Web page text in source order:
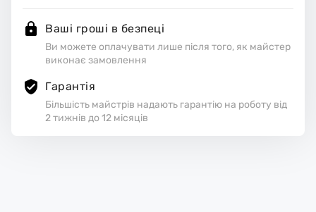
Ваші гроші в безпеці
Ви можете оплачувати лише після того, як майстер
виконає замовлення
Гарантія
Більшість майстрів надають гарантію на роботу від
2 тижнів до 12 місяців